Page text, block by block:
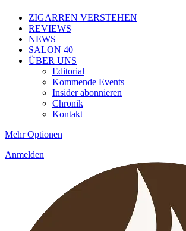
ZIGARREN VERSTEHEN
REVIEWS
NEWS
SALON 40
ÜBER UNS
Editorial
Kommende Events
Insider abonnieren
Chronik
Kontakt
Mehr Optionen
Anmelden